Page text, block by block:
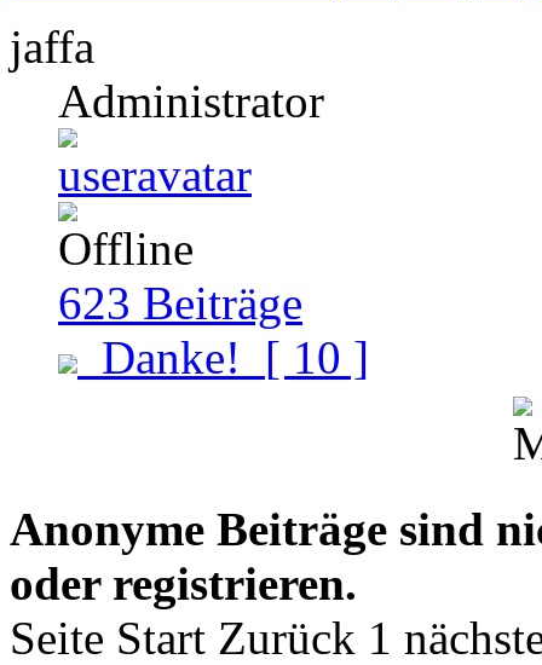
jaffa
Administrator
623 Beiträge
Danke! [ 10 ]
Anonyme Beiträge sind
oder registrieren.
Seite Start Zurück 1